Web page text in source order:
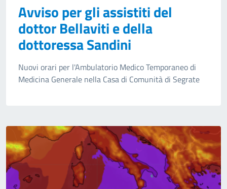
Avviso per gli assistiti del
dottor Bellaviti e della
dottoressa Sandini
Nuovi orari per l'Ambulatorio Medico Temporaneo di
Medicina Generale nella Casa di Comunità di Segrate